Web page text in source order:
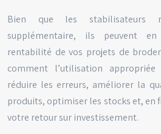
Bien que les stabilisateurs
supplémentaire, ils peuvent
rentabilité de vos projets de
comment l’utilisation
réduire les erreurs, améliorer la
produits, optimiser les stocks et, en
votre retour sur investissement.